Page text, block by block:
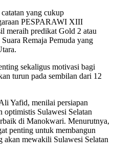
yang cukup
PESPARAWI XIII
meraih predikat Gold 2 atau
Remaja Pemuda yang
sekaligus motivasi bagi
turun pada sembilan dari 12
Yafid, menilai persiapan
optimistis Sulawesi Selatan
di Manokwari. Menurutnya,
penting untuk membangun
akan mewakili Sulawesi Selatan